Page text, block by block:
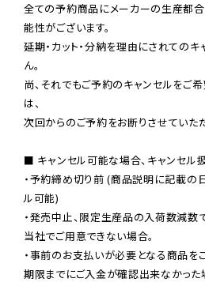
全ての予約商品にメーカーの生産都合
能性がございます。
延期・カット・分納を理由にされての
ん。
尚、それでもご予約のキャンセルをご
は、
次回からのご予約をお断りさせていた
■ キャンセル可能な場合、キャンセル
・予約締め切り前 (商品説明に記載の
ル可能)
・発売中止、限定生産品の入荷数減
当社でご用意できない場合。
・事前のお支払いが必要となる商品を
期限までにご入金が確認出来なかった